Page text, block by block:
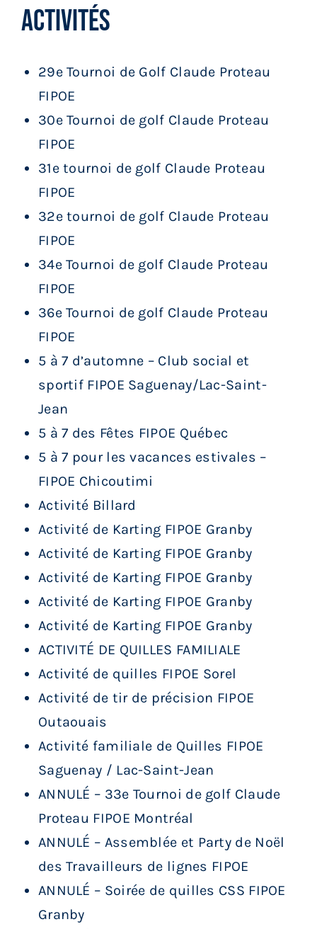
Activités
29e Tournoi de Golf Claude Proteau
FIPOE
30e Tournoi de golf Claude Proteau
FIPOE
31e tournoi de golf Claude Proteau
FIPOE
32e tournoi de golf Claude Proteau
FIPOE
34e Tournoi de golf Claude Proteau
FIPOE
36e Tournoi de golf Claude Proteau
FIPOE
5 à 7 d’automne – Club social et
sportif FIPOE Saguenay/Lac-Saint-
Jean
5 à 7 des Fêtes FIPOE Québec
5 à 7 pour les vacances estivales –
FIPOE Chicoutimi
Activité Billard
Activité de Karting FIPOE Granby
Activité de Karting FIPOE Granby
Activité de Karting FIPOE Granby
Activité de Karting FIPOE Granby
Activité de Karting FIPOE Granby
ACTIVITÉ DE QUILLES FAMILIALE
Activité de quilles FIPOE Sorel
Activité de tir de précision FIPOE
Outaouais
Activité familiale de Quilles FIPOE
Saguenay / Lac-Saint-Jean
ANNULÉ – 33e Tournoi de golf Claude
Proteau FIPOE Montréal
ANNULÉ – Assemblée et Party de Noël
des Travailleurs de lignes FIPOE
ANNULÉ – Soirée de quilles CSS FIPOE
Granby